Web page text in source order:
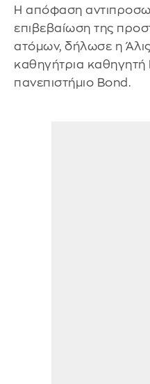
Η απόφαση
επιβεβαίωση της
ατόμων, δήλωσε η
καθηγήτρια καθηγητή
πανεπιστήμιο Bond.